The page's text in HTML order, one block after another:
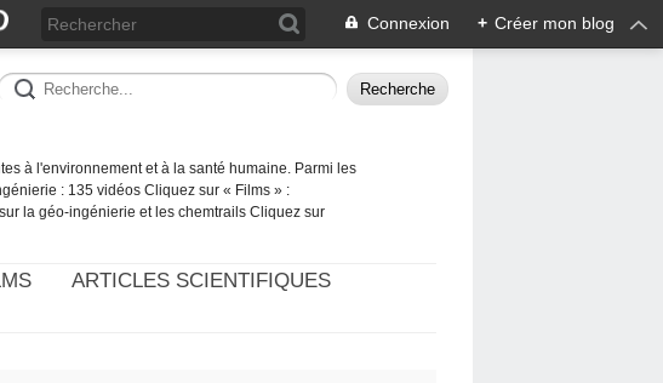
Connexion + Créer mon blog
à l'environnement et à la santé humaine. Parmi les
: 135 vidéos Cliquez sur « Films » :
la géo-ingénierie et les chemtrails Cliquez sur
ARTICLES SCIENTIFIQUES